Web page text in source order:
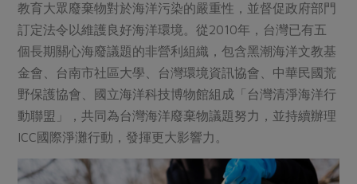
教育大眾廢棄物對於海洋污染的嚴重性，並督促政府部門
訂定法令以維護良好海洋環境。從2010年，台灣已有五
個長期關心海廢議題的非營利組織，包含黑潮海洋文教基
金會、台南市社區大學、台灣環境資訊協會、中華民國荒
野保護協會、國立海洋科技博物館組成「台灣清淨海洋行
動聯盟」，共同為台灣海洋廢棄物議題努力，並持續辦理
ICC國際淨灘行動，發揮更大影響力。